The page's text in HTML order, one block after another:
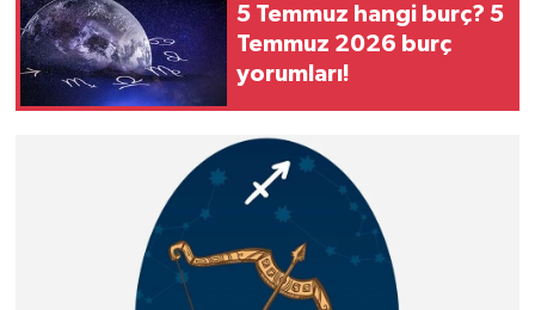
5 Temmuz hangi burç? 5
Temmuz 2026 burç
yorumları!